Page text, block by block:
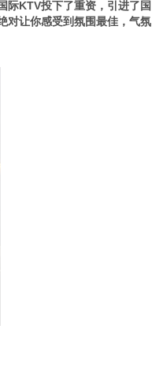
际KTV投下了重资，引进了国
对让你感受到氛围最佳，气氛